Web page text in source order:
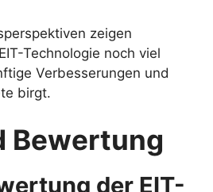
zeigen
Technologie noch viel
Verbesserungen und
birgt.
Bewertung
der EIT-